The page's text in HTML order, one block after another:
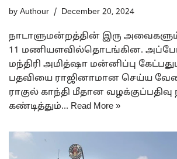
by Authour December 20, 2024
நாடாளுமன்றத்தின் இரு
11 மணியளவில்தொடங்கின.
மந்திரி அமித்ஷா மன்னிப்பு
பதவியை ராஜினாமான செய்ய
ராகுல் காந்தி மீதான
கண்டித்தும்… Read More »